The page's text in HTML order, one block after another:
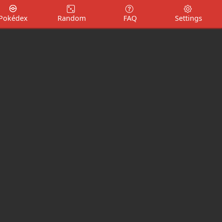
Random FAQ Settings